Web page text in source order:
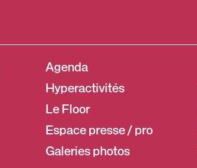
Agenda
Hyperactivités
Le Floor
Espace presse / pro
Galeries photos